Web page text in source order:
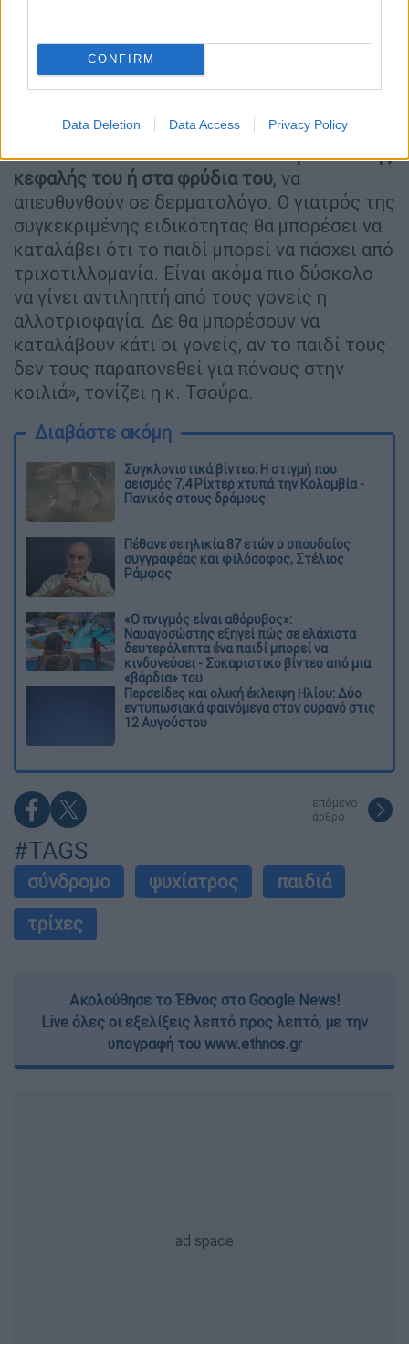
CONFIRM
Data Deletion Data Access Privacy Policy
τα άτομα με ψυχωτικές σημειολογίες
συνήθως αντέχουν στον πόνο, οπότε στην
αντιληφθούν κάτι οι γονείς. Καλό είναι, αν
δουν ότιτο παιδί έχει κενά στο τριχωτό της
κεφαλής του ή στα φρύδια του, να
απευθυνθούν σε δερματολόγο. Ο γιατρός της
συγκεκριμένης ειδικότητας θα μπορέσει να
καταλάβει ότι το παιδί μπορεί να πάσχει από
τριχοτιλλομανία. Είναι ακόμα πιο δύσκολο
να γίνει αντιληπτή από τους γονείς η
αλλοτριοφαγία. Δε θα μπορέσουν να
καταλάβουν κάτι οι γονείς, αν το παιδί τους
δεν τους παραπονεθεί για πόνους στην
κοιλιά», τονίζει η κ. Τσούρα.
Διαβάστε ακόμη
Συγκλονιστικά βίντεο: Η στιγμή που
σεισμός 7,4 Ρίχτερ χτυπά την Κολομβία -
Πανικός στους δρόμους
Πέθανε σε ηλικία 87 ετών ο σπουδαίος
συγγραφέας και φιλόσοφος, Στέλιος
Ράμφος
«Ο πνιγμός είναι αθόρυβος»:
Ναυαγοσώστης εξηγεί πώς σε ελάχιστα
δευτερόλεπτα ένα παιδί μπορεί να
κινδυνεύσει - Σοκαριστικό βίντεο από μια
«βάρδια» του
Περσείδες και ολική έκλειψη Ηλίου: Δύο
εντυπωσιακά φαινόμενα στον ουρανό στις
12 Αυγούστου
επόμενο
άρθρο
#TAGS
σύνδρομο ψυχίατρος
παιδιά
τρίχες
Ακολούθησε το Έθνος στο Google News!
Live όλες οι εξελίξεις λεπτό προς λεπτό, με την
υπογραφή του www.ethnos.gr